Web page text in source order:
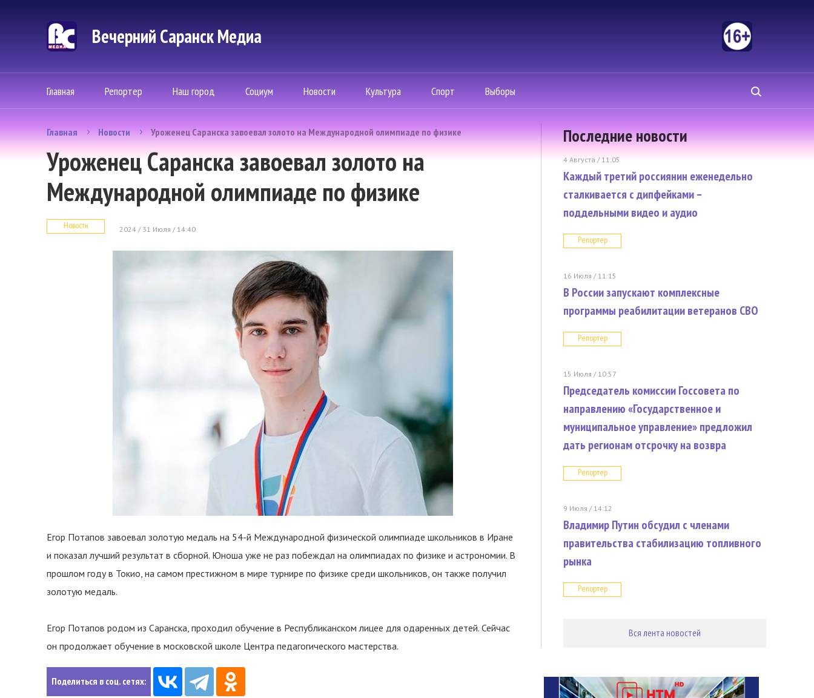
Вечерний Саранск Mедиа
Главная Репортер Наш город Социум Новости Культура Спорт Выборы
Главная Новости Уроженец Саранска завоевал золото на Международной олимпиаде по физике
Уроженец Саранска завоевал золото на
Международной олимпиаде по физике
Новости 2024 / 31 Июля / 14:40
Егор Потапов завоевал золотую медаль на 54-й Международной физической олимпиаде школьников в Иране
и показал лучший результат в сборной. Юноша уже не раз побеждал на олимпиадах по физике и астрономии. В
прошлом году в Токио, на самом престижном в мире турнире по физике среди школьников, он также получил
золотую медаль.
Егор Потапов родом из Саранска, проходил обучение в Республиканском лицее для одаренных детей. Сейчас
он продолжает обучение в московской школе Центра педагогического мастерства.
Поделиться в соц. сетях:
Последние новости
4 Августа / 11:05
Каждый третий россиянин еженедельно
сталкивается с дипфейками –
поддельными видео и аудио
Репортер
16 Июля / 11:15
В России запускают комплексные
программы реабилитации ветеранов СВО
Репортер
15 Июля / 10:57
Председатель комиссии Госсовета по
направлению «Государственное и
муниципальное управление» предложил
дать регионам отсрочку на возвра
Репортер
9 Июля / 14:12
Владимир Путин обсудил с членами
правительства стабилизацию топливного
рынка
Репортер
Вся лента новостей